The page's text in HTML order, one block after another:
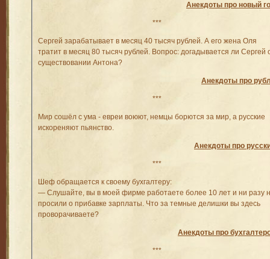
Анекдоты про новый
***
Сергей зарабатывает в месяц 40 тысяч рублей. А его жена Оля
тратит в месяц 80 тысяч рублей. Вопрос: догадывается ли Сергей
существовании Антона?
Анекдоты про
***
Мир сошёл с ума - евреи воюют, немцы борются за мир, а русские
искореняют пьянство.
Анекдоты про
***
Шеф обращается к своему бухгалтеру:
— Слушайте, вы в моей фирме работаете более 10 лет и ни разу
просили о прибавке зарплаты. Что за темные делишки вы здесь
проворачиваете?
Анекдоты про
***